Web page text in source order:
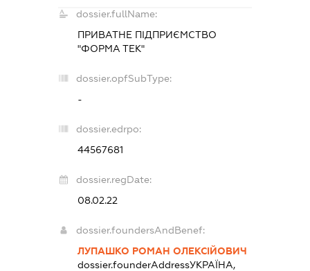
dossier.fullName:
ПРИВАТНЕ ПІДПРИЄМСТВО
"ФОРМА ТЕК"
dossier.opfSubType:
-
dossier.edrpo:
44567681
dossier.regDate:
08.02.22
dossier.foundersAndBenef:
ЛУПАШКО РОМАН ОЛЕКСІЙОВИЧ
dossier.founderAddressУКРАЇНА,